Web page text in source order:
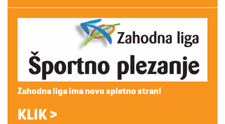
Zahodna liga ima novo spletno stran!
KLIK >